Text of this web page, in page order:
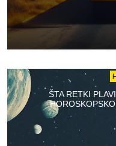
ŠTA RETKI